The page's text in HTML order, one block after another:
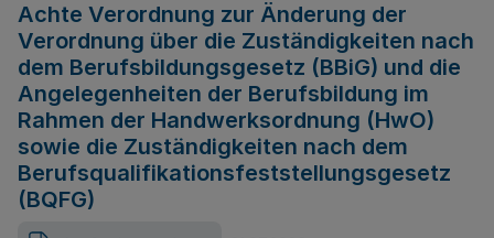
Achte Verordnung zur Änderung der
Verordnung über die Zuständigkeiten nach
dem Berufsbildungsgesetz (BBiG) und die
Angelegenheiten der Berufsbildung im
Rahmen der Handwerksordnung (HwO)
sowie die Zuständigkeiten nach dem
Berufsqualifikationsfeststellungsgesetz
(BQFG)